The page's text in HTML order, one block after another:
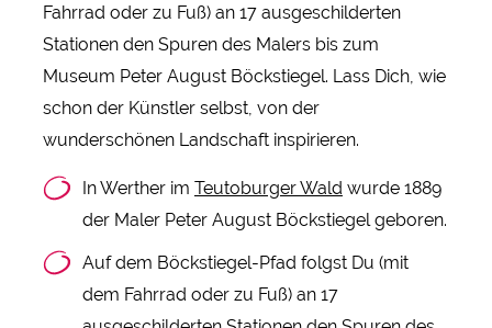
Fahrrad oder zu Fuß) an 17 ausgeschilderten
Stationen den Spuren des Malers bis zum
Museum Peter August Böckstiegel. Lass Dich, wie
schon der Künstler selbst, von der
wunderschönen Landschaft inspirieren.
In Werther im Teutoburger Wald wurde 1889
der Maler Peter August Böckstiegel geboren.
Auf dem Böckstiegel-Pfad folgst Du (mit
dem Fahrrad oder zu Fuß) an 17